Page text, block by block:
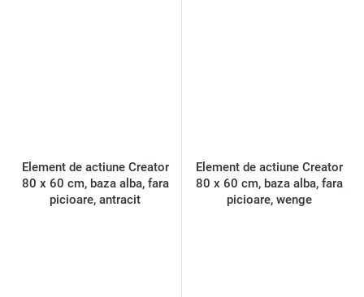
Element de actiune Creator
80 x 60 cm, baza alba, fara
picioare, antracit
Element de actiune Creator
80 x 60 cm, baza alba, fara
picioare, wenge